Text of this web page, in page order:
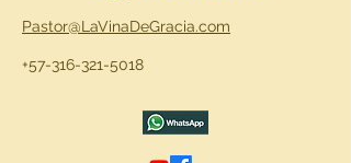
Pastor@LaVinaDeGracia.com
+57-316-321-5018